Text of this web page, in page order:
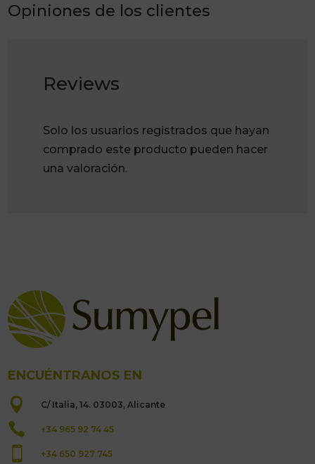
Opiniones de los clientes
Reviews
Solo los usuarios registrados que hayan
comprado este producto pueden hacer
una valoración.
ENCUÉNTRANOS EN
 C/ Italia, 14. 03003, Alicante
 +34 965 92 74 45
 +34 650 927 745